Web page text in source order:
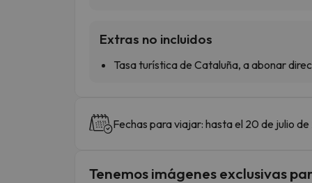
Extras no incluidos
Tasa turística de Cataluña, a abonar
Fechas para viajar: hasta el 20 de julio
Tenemos imágenes exclusivas